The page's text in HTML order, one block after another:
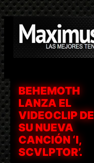
Saltar
al
contenido
BEHEMOTH
LANZA EL
VIDEOCLIP DE
SU NUEVA
CANCIÓN ‘I,
SCVLPTOR’.